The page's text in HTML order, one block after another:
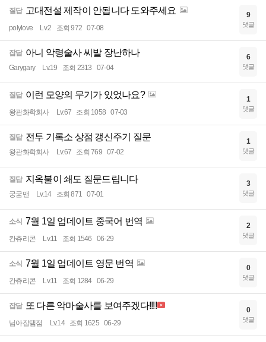
질답 고대전설 제작이 안됩니다 도와주세요
polylove Lv.2 조회 972 07-08
9
댓글
잡담 아니 악령술사 씨발 장난하나
Garygary Lv.19 조회 2313 07-04
6
댓글
질답 이런 모양의 무기가 있었나요?
왕관화학회사 Lv.67 조회 1058 07-03
1
댓글
질답 전투 기록소 상점 갱신주기 질문
왕관화학회사 Lv.67 조회 769 07-02
1
댓글
질답 지옥불이 쇄도 질문드립니다
궁굼맨 Lv.14 조회 871 07-01
3
댓글
소식 7월 1일 업데이트 중국어 번역
칸츄리콘 Lv.11 조회 1546 06-29
2
댓글
소식 7월 1일 업데이트 영문 번역
칸츄리콘 Lv.11 조회 1284 06-29
0
댓글
잡담 또 다른 악마술사를 보여주겠다!!!!
님아잡탬점 Lv.14 조회 1625 06-29
0
댓글